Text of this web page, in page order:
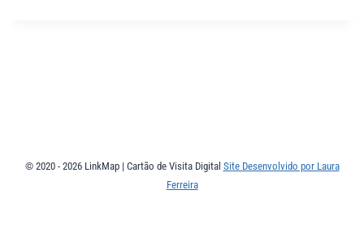
© 2020 - 2026 LinkMap | Cartão de Visita Digital Site Desenvolvido por Laura
Ferreira